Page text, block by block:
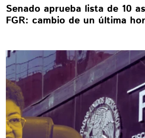
Senado aprueba lista de 10
FGR: cambio de un última